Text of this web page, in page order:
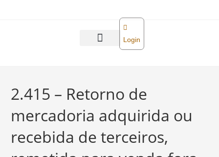
Login
2.415 – Retorno de
mercadoria adquirida ou
recebida de terceiros,